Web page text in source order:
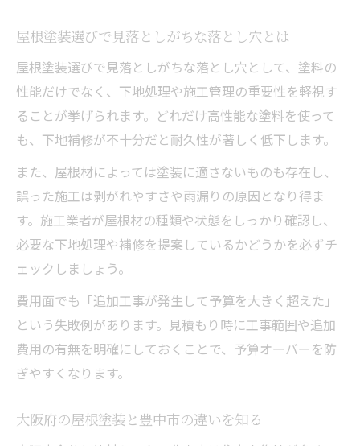
屋根塗装選びで見落としがちな落とし穴とは
屋根塗装選びで見落としがちな落とし穴として、塗料の
性能だけでなく、下地処理や施工管理の重要性を軽視す
ることが挙げられます。どれだけ高性能な塗料を使って
も、下地補修が不十分だと耐久性が著しく低下します。
また、屋根材によっては塗装に適さないものも存在し、
誤った施工は剥がれやすさや雨漏りの原因となり得ま
す。施工業者が屋根材の種類や状態をしっかり確認し、
必要な下地処理や補修を提案しているかどうかを必ずチ
ェックしましょう。
費用面でも「追加工事が発生して予算を大きく超えた」
という失敗例があります。見積もり時に工事範囲や追加
費用の有無を明確にしておくことで、予算オーバーを防
ぎやすくなります。
大阪府の屋根塗装と豊中市の違いを知る